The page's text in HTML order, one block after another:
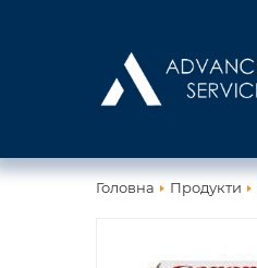
Головна Продукти